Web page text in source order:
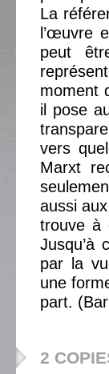
La
l’œuvre
peut
moment
il pose
vers
Marxt
aussi
trouve à
Jusqu’à
par la
une
part.
2